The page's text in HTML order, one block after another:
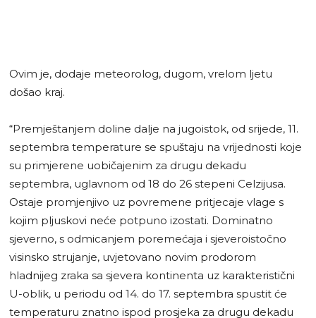
Ovim je, dodaje meteorolog, dugom, vrelom ljetu
došao kraj.
“Premještanjem doline dalje na jugoistok, od srijede, 11.
septembra temperature se spuštaju na vrijednosti koje
su primjerene uobičajenim za drugu dekadu
septembra, uglavnom od 18 do 26 stepeni Celzijusa.
Ostaje promjenjivo uz povremene pritjecaje vlage s
kojim pljuskovi neće potpuno izostati. Dominatno
sjeverno, s odmicanjem poremećaja i sjeveroistočno
visinsko strujanje, uvjetovano novim prodorom
hladnijeg zraka sa sjevera kontinenta uz karakteristični
U-oblik, u periodu od 14. do 17. septembra spustit će
temperaturu znatno ispod prosjeka za drugu dekadu